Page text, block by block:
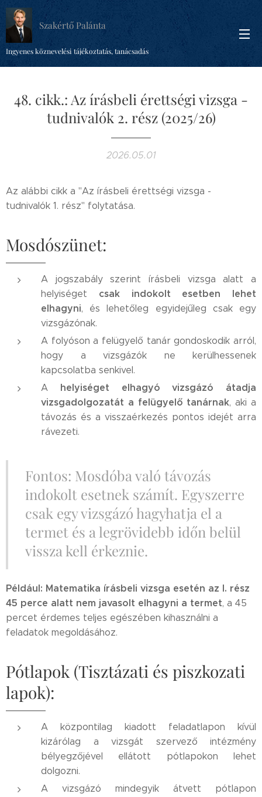
Szakértő Palánta
Ingyenes köznevelési tájékoztatás, tanácsadás
48. cikk.: Az írásbeli érettségi vizsga -
tudnivalók 2. rész (2025/26)
2026.05.01
Az alábbi cikk a "Az írásbeli érettségi vizsga -
tudnivalók 1. rész" folytatása.
Mosdószünet:
A jogszabály szerint írásbeli vizsga alatt a
helyiséget csak indokolt esetben lehet
elhagyni, és lehetőleg egyidejűleg csak egy
vizsgázónak.
A folyóson a felügyelő tanár gondoskodik arról,
hogy a vizsgázók ne kerülhessenek
kapcsolatba senkivel.
A helyiséget elhagyó vizsgázó átadja
vizsgadolgozatát a felügyelő tanárnak, aki a
távozás és a visszaérkezés pontos idejét arra
rávezeti.
Fontos: Mosdóba való távozás
indokolt esetnek számít. Egyszerre
csak egy vizsgázó hagyhatja el a
termet és a legrövidebb időn belül
vissza kell érkeznie.
Például: Matematika írásbeli vizsga esetén az I. rész
45 perce alatt nem javasolt elhagyni a termet, a 45
percet érdemes teljes egészében kihasználni a
feladatok megoldásához.
Pótlapok (Tisztázati és piszkozati
lapok):
A központilag kiadott feladatlapon kívül
kizárólag a vizsgát szervező intézmény
bélyegzőjével ellátott pótlapokon lehet
dolgozni.
A vizsgázó mindegyik átvett pótlapon